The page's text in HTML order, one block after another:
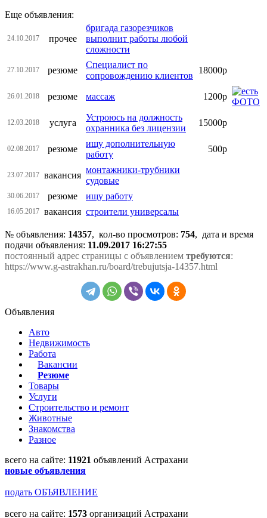
Еще объявления:
24.10.2017 прочее
бригада газорезчиков
выполнит работы любой
сложности
27.10.2017 резюме
Специалист по
сопровождению клиентов
18000р
26.01.2018 резюме массаж 1200р
12.03.2018 услуга
Устроюсь на должность
охранника без лицензии
15000р
02.08.2017 резюме
ищу дополнительную
работу
500р
23.07.2017 вакансия
монтажники-трубники
судовые
30.06.2017 резюме ищу работу
16.05.2017 вакансия строители универсалы
№ объявления: 14357, кол-во просмотров: 754, дата и время
подачи объявления: 11.09.2017 16:27:55
постоянный адрес страницы с объявлением требуются:
https://www.g-astrakhan.ru/board/trebujutsja-14357.html
Объявления
Авто
Недвижимость
Работа
Вакансии
Резюме
Товары
Услуги
Строительство и ремонт
Животные
Знакомства
Разное
всего на сайте: 11921 объявлений Астрахани
новые объявления
подать ОБЪЯВЛЕНИЕ
всего на сайте: 1573 организаций Астрахани